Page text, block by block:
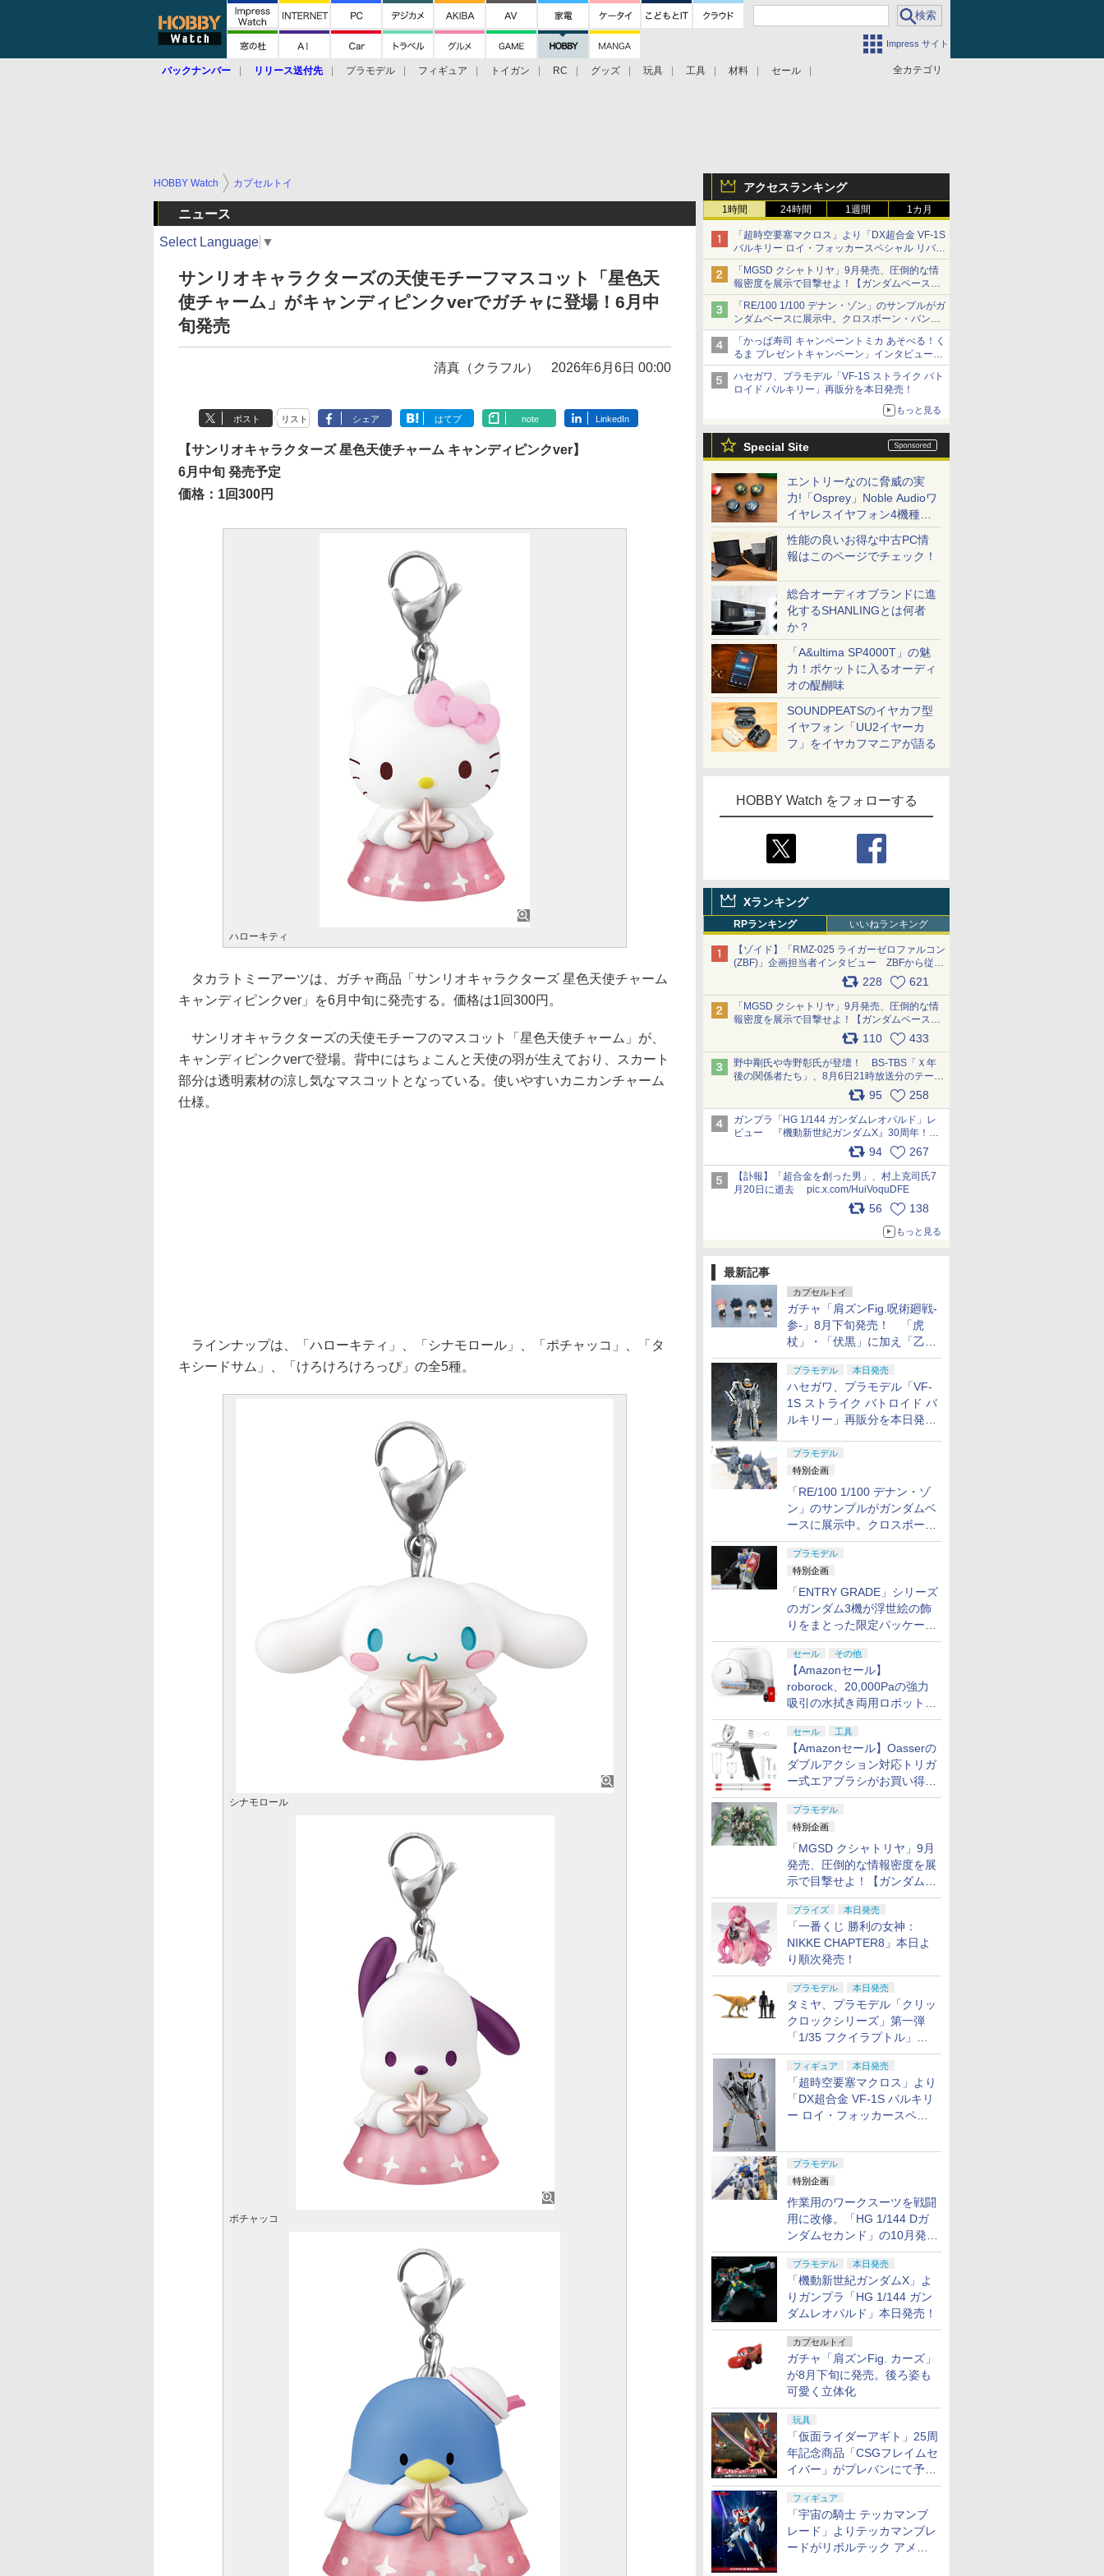
Impress サイト
全カテゴリ
バックナンバー リリース送付先 プラモデル フィギュア トイガン RC グッズ 玩具 工具 材料 セール
アクセスランキング
1時間 24時間 1週間 1カ月
「超時空要塞マクロス」より「DX超合金 VF-1S
バルキリー ロイ・フォッカースペシャル リバイ
バルVer.」本日発売！
「MGSD クシャトリヤ」9月発売、圧倒的な情
報密度を展示で目撃せよ！【ガンダムベース撮
り下ろし】
「RE/100 1/100 デナン・ゾン」のサンプルがガ
ンダムベースに展示中。クロスボーン・バンガ
ードの制式量産機が間もなく発送【ガンダムベ
ース撮り下ろし】
「かっぱ寿司 キャンペーントミカ あそべる！く
るま プレゼントキャンペーン」インタビュー
子どもが楽しめるかっぱ寿司ならではの体験と
コラボの楽しさを追求
ハセガワ、プラモデル「VF-1S ストライク バト
ロイド バルキリー」再販分を本日発売！
もっと見る
Special Site
エントリーなのに脅威の実
力!「Osprey」Noble Audioワ
イヤレスイヤフォン4機種を
一気に聴く
性能の良いお得な中古PC情
報はこのページでチェック！
総合オーディオブランドに進
化するSHANLINGとは何者
か？
「A&ultima SP4000T」の魅
力！ポケットに入るオーディ
オの醍醐味
SOUNDPEATSのイヤカフ型
イヤフォン「UU2イヤーカ
フ」をイヤカフマニアが語る
HOBBY Watch をフォローする
Xランキング
RPランキング いいねランキング
【ゾイド】「RMZ-025 ライガーゼロファルコン
(ZBF)」企画担当者インタビュー ZBFから従来
デザインまで再現可能なボリューム満点のキッ
ト pic.x.com/6zOqQAQKkX
228 621
「MGSD クシャトリヤ」9月発売、圧倒的な情
報密度を展示で目撃せよ！【ガンダムベース撮
り下ろし】 pic.x.com/3rPjsfk7qZ
110 433
野中剛氏や寺野彰氏が登壇！ BS-TBS「Ｘ年
後の関係者たち」、8月6日21時放送分のテーマ
は「超合金」！ pic.x.com/uWyt1uyuFm
95 258
ガンプラ「HG 1/144 ガンダムレオパルド」レ
ビュー 『機動新世紀ガンダムX』30周年！イ
ンナーアームガトリングの変形機構まで再現し
最新フォーマットでキット化！
pic.x.com/nszPIDTpbg
94 267
【訃報】「超合金を創った男」、村上克司氏7
月20日に逝去 pic.x.com/HuiVoquDFE
56 138
もっと見る
最新記事
カプセルトイ
ガチャ「肩ズンFig.呪術廻戦-
参-」8月下旬発売！ 「虎
杖」・「伏黒」に加え「乙
骨」・「脹相」がラインナッ
プ
プラモデル 本日発売
ハセガワ、プラモデル「VF-
1S ストライク バトロイド バ
ルキリー」再販分を本日発
プラモデル
特別企画
「RE/100 1/100 デナン・ゾ
ン」のサンプルがガンダムベ
ースに展示中。クロスボー
ン・バンガードの制式量産機
が間もなく発送【ガンダムベ
ース撮り下ろし】
プラモデル
特別企画
「ENTRY GRADE」シリーズ
のガンダム3機が浮世絵の飾
りをまとった限定パッケージ
で8月29日に発売！ お土産
にもピッタリ!?【ガンダムベ
ース撮り下ろし】
セール その他
【Amazonセール】
roborock、20,000Paの強力
吸引の水拭き両用ロボット掃
除機「Qrevo Curv 2 Flow」
がお買い得！
セール 工具
【Amazonセール】Oasserの
ダブルアクション対応トリガ
ー式エアブラシがお買い得価
格で登場！
プラモデル
特別企画
「MGSD クシャトリヤ」9月
発売、圧倒的な情報密度を展
示で目撃せよ！【ガンダムベ
ース撮り下ろし】
プライズ 本日発売
「一番くじ 勝利の女神：
NIKKE CHAPTER8」本日よ
り順次発売！
プラモデル 本日発売
タミヤ、プラモデル「クリッ
クロックシリーズ」第一弾
「1/35 フクイラプトル」本
日発売！
フィギュア 本日発売
「超時空要塞マクロス」より
「DX超合金 VF-1S バルキリ
ー ロイ・フォッカースペシ
プラモデル
特別企画
作業用のワークスーツを戦闘
用に改修。「HG 1/144 Dガ
ンダムセカンド」の10月発送
分が予約受付中【ガンダムベ
ース撮り下ろし】
プラモデル 本日発売
「機動新世紀ガンダムX」よ
りガンプラ「HG 1/144 ガン
ダムレオパルド」本日発売！
カプセルトイ
ガチャ「肩ズンFig. カーズ」
が8月下旬に発売。後ろ姿も
可愛く立体化
玩具
「仮面ライダーアギト」25周
年記念商品「CSGフレイムセ
イバー」がプレバンにて予約
開始
フィギュア
「宇宙の騎士 テッカマンブ
レード」よりテッカマンブレ
ードがリボルテック アメイ
HOBBY Watch カプセルトイ
ニュース
Select Language ▼
サンリオキャラクターズの天使モチーフマスコット「星色天
使チャーム」がキャンディピンクverでガチャに登場！6月中
旬発売
清真（クラフル） 2026年6月6日 00:00
ポスト リスト シェア はてブ note LinkedIn
【サンリオキャラクターズ 星色天使チャーム キャンディピンクver】
6月中旬 発売予定
価格：1回300円
ハローキティ
タカラトミーアーツは、ガチャ商品「サンリオキャラクターズ 星色天使チャーム
キャンディピンクver」を6月中旬に発売する。価格は1回300円。
サンリオキャラクターズの天使モチーフのマスコット「星色天使チャーム」が、
キャンディピンクverで登場。背中にはちょこんと天使の羽が生えており、スカート
部分は透明素材の涼し気なマスコットとなっている。使いやすいカニカンチャーム
仕様。
ラインナップは、「ハローキティ」、「シナモロール」、「ポチャッコ」、「タ
キシードサム」、「けろけろけろっぴ」の全5種。
シナモロール
ポチャッコ